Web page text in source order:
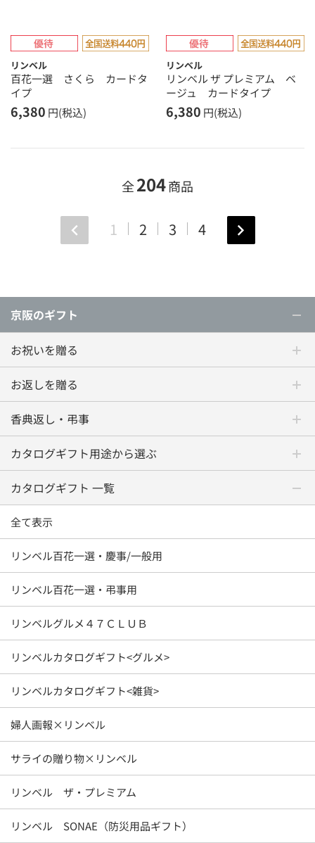
京阪のギフト
お祝いを贈る
お返しを贈る
香典返し・弔事
カタログギフト用途から選ぶ
カタログギフト 一覧
全て表示
リンベル百花一選・慶事/一般用
リンベル百花一選・弔事用
リンベルグルメ４７ＣＬＵＢ
リンベルカタログギフト<グルメ>
リンベルカタログギフト<雑貨>
婦人画報×リンベル
サライの贈り物×リンベル
リンベル ザ・プレミアム
リンベル SONAE（防災用品ギフト）
リンベル
百花一選 さくら カードタ
イプ
6,380 円(税込)
リンベル
リンベル ザ プレミアム ベ
ージュ カードタイプ
6,380 円(税込)
全204商品
1 2 3 4